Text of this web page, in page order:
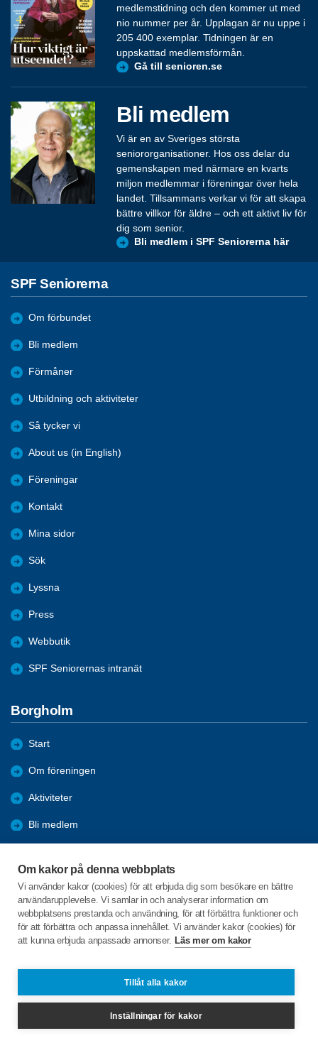
Om kakor på denna webbplats
Vi använder kakor (cookies) för att erbjuda dig som besökare en bättre
användarupplevelse. Vi samlar in och analyserar information om
webbplatsens prestanda och användning, för att förbättra funktioner och
för att förbättra och anpassa innehållet. Vi använder kakor (cookies) för
att kunna erbjuda anpassade annonser. Läs mer om kakor
Tillåt alla kakor
Inställningar för kakor
medlemstidning och den kommer ut med
nio nummer per år. Upplagan är nu uppe i
205 400 exemplar. Tidningen är en
uppskattad medlemsförmån.
Gå till senioren.se
Bli medlem
Vi är en av Sveriges största
seniororganisationer. Hos oss delar du
gemenskapen med närmare en kvarts
miljon medlemmar i föreningar över hela
landet. Tillsammans verkar vi för att skapa
bättre villkor för äldre – och ett aktivt liv för
dig som senior.
Bli medlem i SPF Seniorerna här
SPF Seniorerna
Om förbundet
Bli medlem
Förmåner
Utbildning och aktiviteter
Så tycker vi
About us (in English)
Föreningar
Kontakt
Mina sidor
Sök
Lyssna
Press
Webbutik
SPF Seniorernas intranät
Borgholm
Start
Om föreningen
Aktiviteter
Bli medlem
Bildgalleri
C/o:Per-Einar Tuvesson